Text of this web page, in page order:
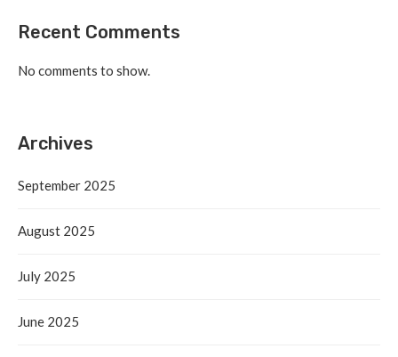
Recent Comments
No comments to show.
Archives
September 2025
August 2025
July 2025
June 2025